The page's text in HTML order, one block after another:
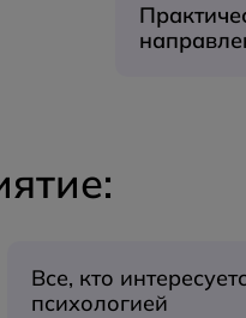
Все, кто
психологией